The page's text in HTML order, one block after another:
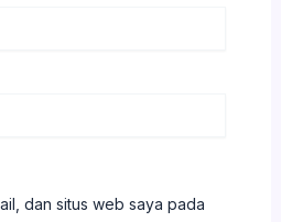
dan situs web saya pada